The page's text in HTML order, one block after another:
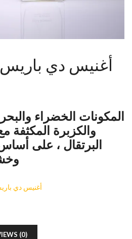
أغنيس دي
المكونات الخضراء
والكزبرة المكثفة
البرتقال ، على
أغنيس دي
(0)